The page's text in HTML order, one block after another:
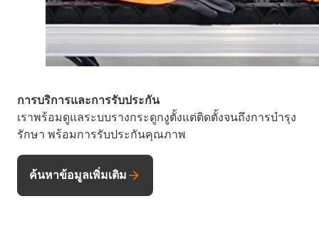
การบริการและการรับประกัน
เราพร้อมดูแลระบบรางกระดูกงูตั้งแต่ติดตั้งจนถึงการบำรุง
รักษา พร้อมการรับประกันคุณภาพ
ค้นหาข้อมูลเพิ่มเติม